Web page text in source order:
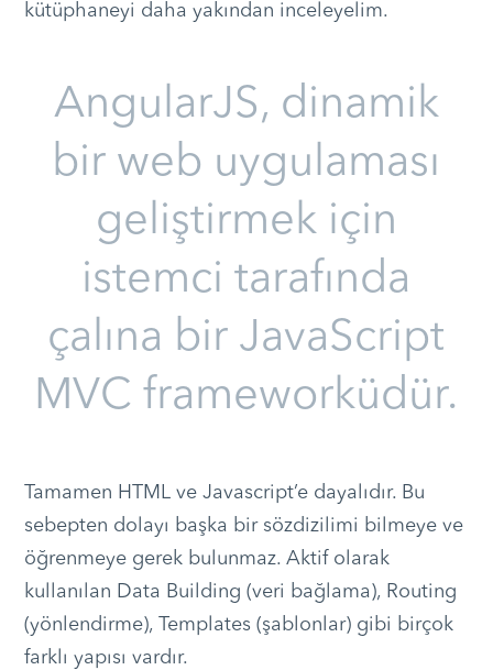
kütüphaneyi daha yakından inceleyelim.
AngularJS, dinamik
bir web uygulaması
geliştirmek için
istemci tarafında
çalına bir JavaScript
MVC frameworküdür.
Tamamen HTML ve Javascript’e dayalıdır. Bu
sebepten dolayı başka bir sözdizilimi bilmeye ve
öğrenmeye gerek bulunmaz. Aktif olarak
kullanılan Data Building (veri bağlama), Routing
(yönlendirme), Templates (şablonlar) gibi birçok
farklı yapısı vardır.